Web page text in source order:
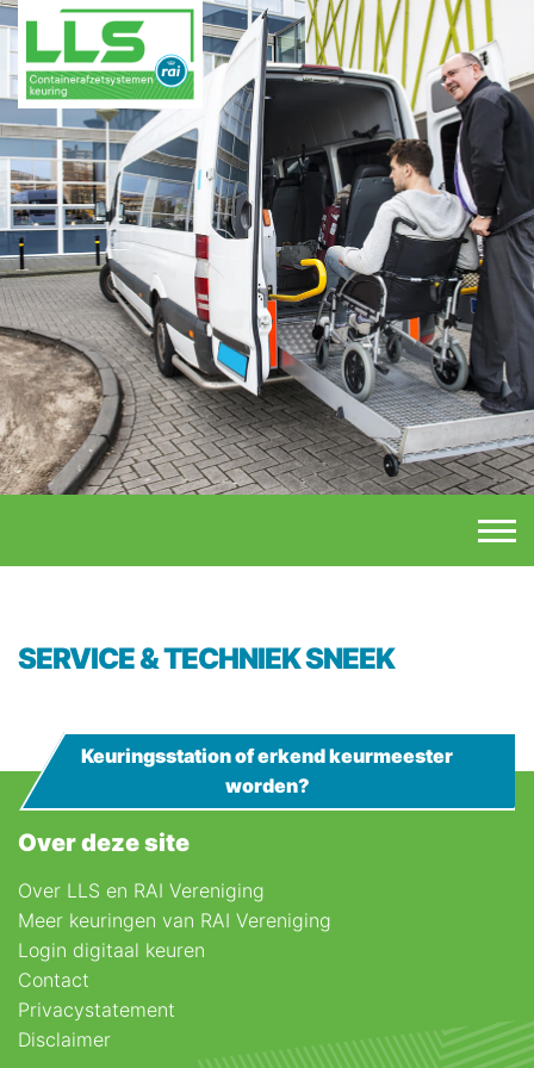
SERVICE & TECHNIEK SNEEK
Over deze site
Over LLS en RAI Vereniging
Meer keuringen van RAI Vereniging
Login digitaal keuren
Contact
Privacystatement
Disclaimer
Keuringsstation of erkend keurmeester
worden?